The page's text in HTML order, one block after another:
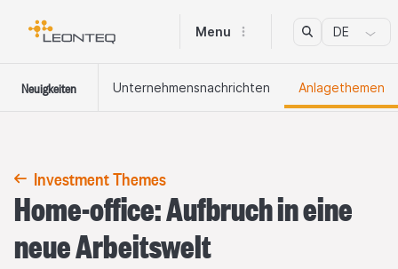
Menu DE
Neuigkeiten Unternehmens​nachrichten Anlagethemen
Investment Themes
Home-office: Aufbruch in eine
neue Arbeitswelt